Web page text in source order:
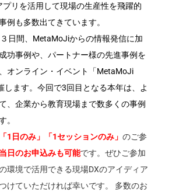
リを活用して現場の生産性を飛躍的
例も多数出てきています。
日間、MetaMoJiからの情報発信に加
功事例や、パートナー様の先進事例を
オンライン・イベント「MetaMoJi
します。今回で3回目となる本年は、よ
、企業から教育現場まで数多くの事例
。
「1日のみ」「1セッションのみ」 のご参
当日のお申込みも可能です。ぜひご参加
環境で活用できる現場DXのアイディア
けていただければ幸いです。 多数のお